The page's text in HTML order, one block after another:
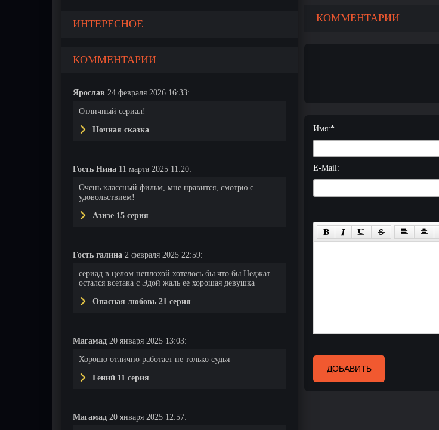
ИНТЕРЕСНОЕ
КОММЕНТАРИИ
Ярослав 24 февраля 2026 16:33:
Отличный сериал!
Ночная сказка
Гость Нина 11 марта 2025 11:20:
Очень классный фильм, мне нравится, смотрю с
удовольствием!
Азизе 15 серия
Гость галина 2 февраля 2025 22:59:
сериад в целом неплохой хотелось бы что бы Неджат
остался всетака с Эдой жаль ее хорошая девушка
Опасная любовь 21 серия
Магамад 20 января 2025 13:03:
Хорошо отлично работает не только судья
Гений 11 серия
Магамад 20 января 2025 12:57:
КОММЕНТАРИИ
Имя:*
E-Mail:
ДОБАВИТЬ